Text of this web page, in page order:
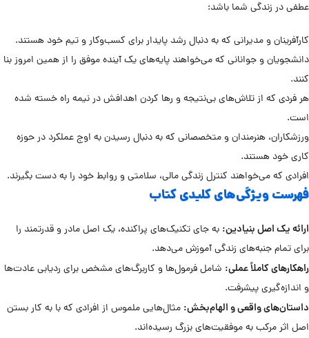
عطفی در زندگی شما باشد:
کارآفرینان و مدیرانی که به دنبال رشد پایدار برای کسب‌وکار و تیم خود هستند.
دانشجویان و جوانانی که می‌خواهند پایه‌های یک آینده موفق را از همین امروز بنا
کنند.
هر فردی که از تلاش‌های بی‌نتیجه و رها کردن اهدافش در نیمه راه خسته شده
است.
ورزشکاران، هنرمندان و متخصصانی که به دنبال رسیدن به اوج عملکرد در حوزه
کاری خود هستند.
افرادی که می‌خواهند کنترل زندگی مالی، سلامتی و روابط خود را به دست بگیرند.
فهرست ویژگی‌های کلیدی کتاب
ارائه یک اصل بنیادین: به جای تکنیک‌های پراکنده، یک اصل مادر و قدرتمند را
برای تمام جنبه‌های زندگی آموزش می‌دهد.
راهکارهای کاملاً عملی: شامل فرمول‌ها و کاربرگ‌های مشخص برای ردیابی عادت‌ها
و اندازه‌گیری پیشرفت.
داستان‌های واقعی و الهام‌بخش: مثال‌هایی ملموس از افرادی که با به کار بستن
اصل اثر مرکب به موفقیت‌های بزرگ رسیده‌اند.